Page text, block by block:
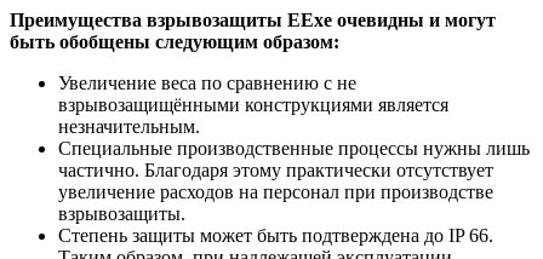
Преимущества взрывозащиты EExe очевидны и могут
быть обобщены следующим образом:
Увеличение веса по сравнению с не
взрывозащищёнными конструкциями является
незначительным.
Специальные производственные процессы нужны лишь
частично. Благодаря этому практически отсутствует
увеличение расходов на персонал при производстве
взрывозащиты.
Степень защиты может быть подтверждена до IP 66.